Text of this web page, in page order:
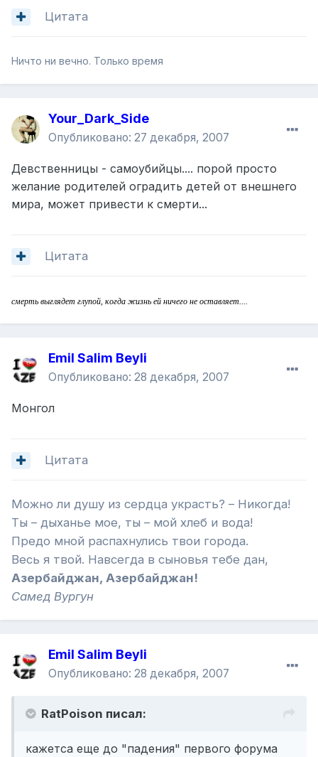
Цитата
Ничто ни вечно. Только время
Your_Dark_Side
Опубликовано: 27 декабря, 2007
Девственницы - самоубийцы.... порой просто
желание родителей оградить детей от внешнего
мира, может привести к смерти...
Цитата
смерть выглядет глупой, когда жизнь ей ничего не оставляет....
Emil Salim Beyli
Опубликовано: 28 декабря, 2007
Монгол
Цитата
Можно ли душу из сердца украсть? – Никогда!
Ты – дыханье мое, ты – мой хлеб и вода!
Предо мной распахнулись твои города.
Весь я твой. Навсегда в сыновья тебе дан,
Азербайджан, Азербайджан!
Самед Вургун
Emil Salim Beyli
Опубликовано: 28 декабря, 2007
RatPoison писал:
кажетса еще до "падения" первого форума